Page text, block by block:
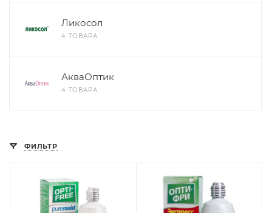
Ликосол
4 ТОВАРА
АкваОптик
4 ТОВАРА
ФИЛЬТР